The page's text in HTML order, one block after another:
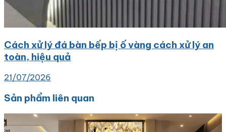
Cách xử lý đá bàn bếp bị ố vàng cách xử lý an
toàn, hiệu quả
21/07/2026
Sản phẩm liên quan